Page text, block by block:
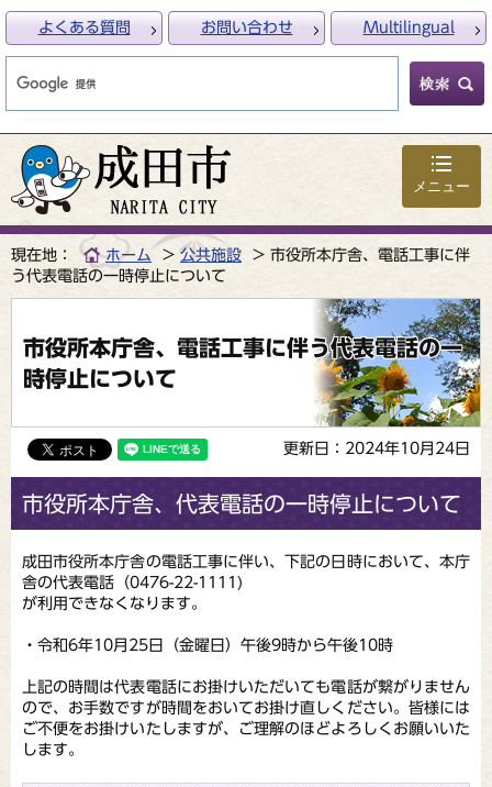
メニュー
よくある質問 お問い合わせ Multilingual
現在地： ホーム 公共施設
市役所本庁舎、電話工事に伴
う代表電話の一時停止について
市役所本庁舎、電話工事に伴う代表電話の一
時停止について
更新日：2024年10月24日
市役所本庁舎、代表電話の一時停止について
成田市役所本庁舎の電話工事に伴い、下記の日時において、本庁
舎の代表電話（0476-22-1111)
が利用できなくなります。
・令和6年10月25日（金曜日）午後9時から午後10時
上記の時間は代表電話にお掛けいただいても電話が繋がりません
ので、お手数ですが時間をおいてお掛け直しください。皆様には
ご不便をお掛けいたしますが、ご理解のほどよろしくお願いいた
します。